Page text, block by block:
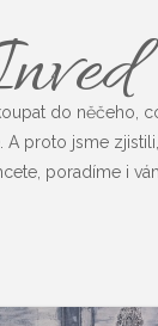
do něčeho,
proto jsme
poradíme i